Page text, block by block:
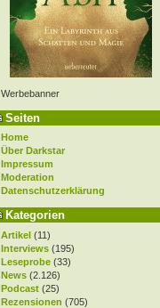
Werbebanner
Seiten
Home
Über Darkstar
Impressum
Moderation
Datenschutzerklärung
Kategorien
Artikel (11)
Interviews (195)
Leseprobe (33)
News (2.126)
Podcast (25)
Rezensionen (705)